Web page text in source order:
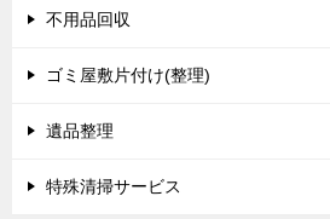
シ 不用品回収
ゴミ屋敷片付け(整理)
遺品整理
特殊清掃サービス